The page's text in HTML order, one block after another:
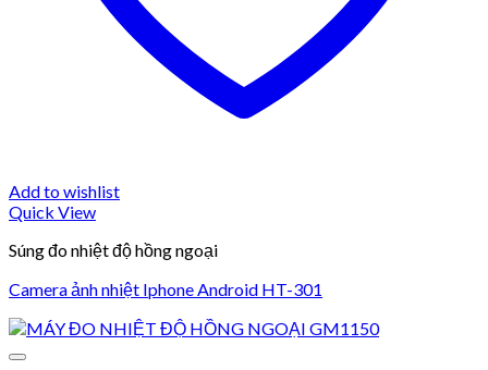
Add to wishlist
Quick View
Súng đo nhiệt độ hồng ngoại
Camera ảnh nhiệt Iphone Android HT-301